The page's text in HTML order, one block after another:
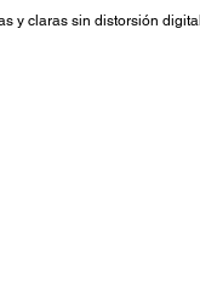
y claras sin distorsión digital